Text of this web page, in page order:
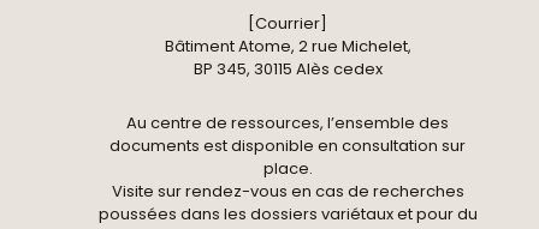
[Courrier]
Bâtiment Atome, 2 rue Michelet,
BP 345, 30115 Alès cedex
Au centre de ressources, l’ensemble des
documents est disponible en consultation sur
place.
Visite sur rendez-vous en cas de recherches
poussées dans les dossiers variétaux et pour du